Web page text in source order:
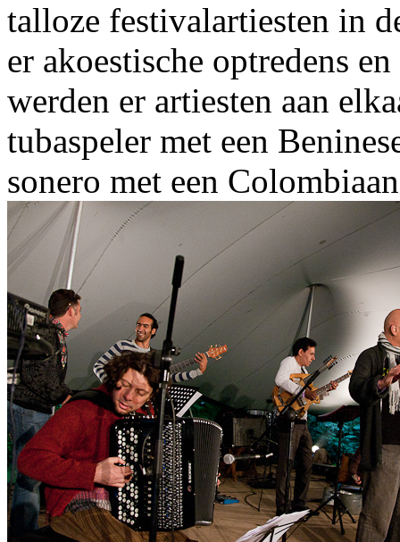
talloze festivalartiesten in
er akoestische optredens
werden er artiesten aan
tubaspeler met een
sonero met een